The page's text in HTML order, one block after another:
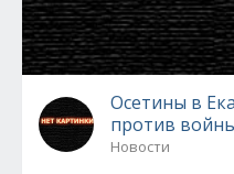
Осетины в
против
Новости